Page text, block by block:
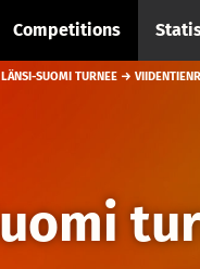
Competitions
LÄNSI-SUOMI TURNEE →